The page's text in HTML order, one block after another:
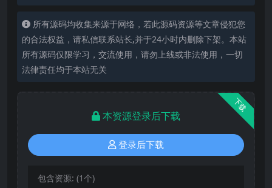
所有源码均收集来源于网络，若此源码资源等文章侵犯您
的合法权益，请私信联系站长,并于24小时内删除下架。本站
所有源码仅限学习，交流使用，请勿上线或非法使用，一切
法律责任均于本站无关
下载
本资源登录后下载
登录后下载
包含资源: (1个)